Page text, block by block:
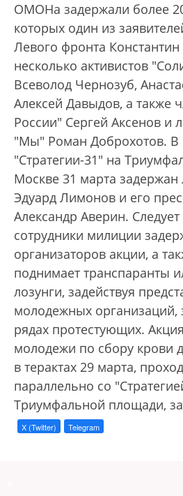
ОМОНа задержали более
которых один из
Левого фронта
несколько активистов
Всеволод Чернозуб,
Алексей Давыдов, а также
России" Сергей Аксенов и
"Мы" Роман Доброхотов. В
"Стратегии-31" на
Москве 31 марта
Эдуард Лимонов и его
Александр Аверин. Следует
сотрудники милиции
организаторов акции, а
поднимает транспаранты
лозунги, задействуя
молодежных организаций,
рядах протестующих.
молодежи по сбору крови
в терактах 29 марта,
параллельно со
Триумфальной площади,
X (Twitter) Telegram